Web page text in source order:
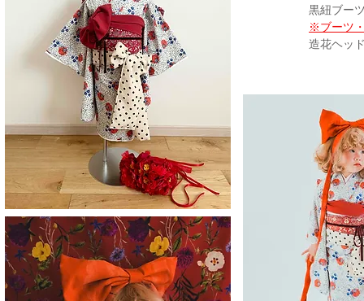
黒紐ブー
※ブーツ
造花ヘッ